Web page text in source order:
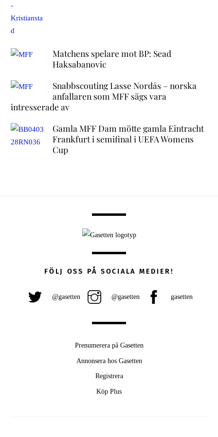
Matchens spelare mot BP: Sead
Haksabanovic
Snabbscouting Lasse Nordås – norska
anfallaren som MFF sägs vara
intresserade av
Gamla MFF Dam mötte gamla Eintracht
Frankfurt i semifinal i UEFA Womens
Cup
FÖLJ OSS PÅ SOCIALA MEDIER!
@gasetten @gasetten gasetten
Prenumerera på Gasetten
Annonsera hos Gasetten
Registrera
Köp Plus